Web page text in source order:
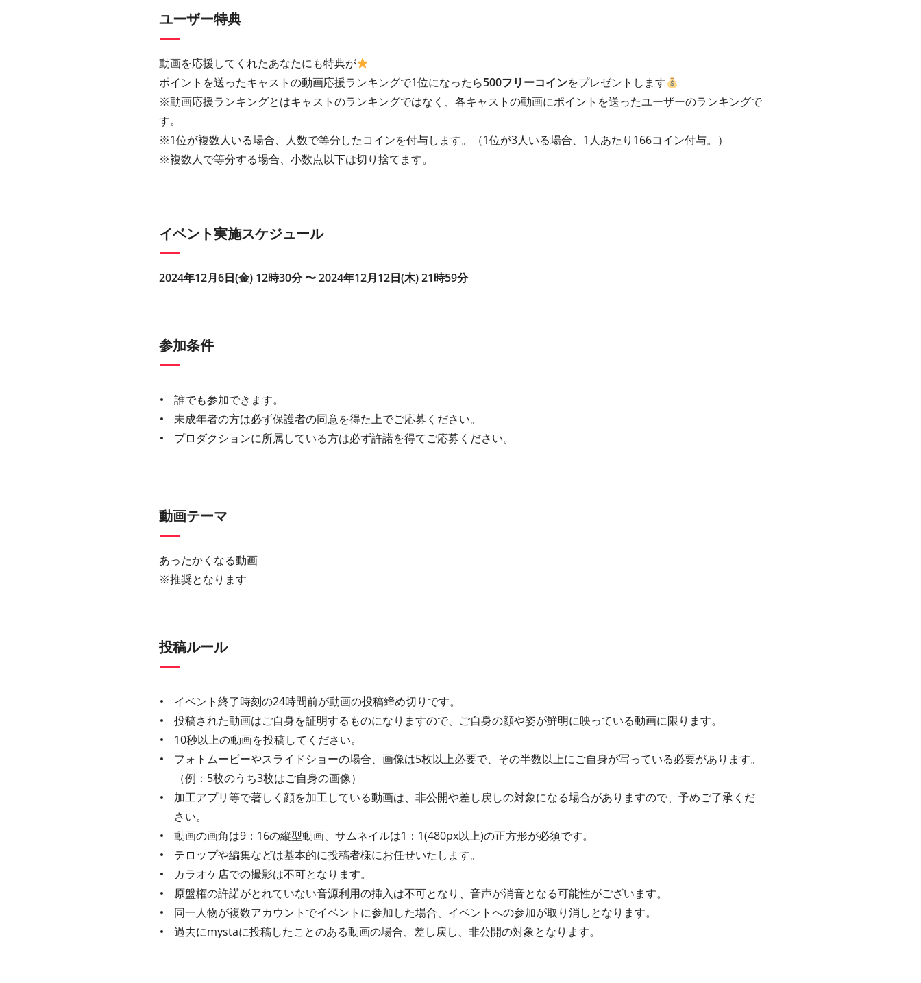
ユーザー特典
動画を応援してくれたあなたにも特典が
ポイントを送ったキャストの動画応援ランキングで1位になったら500フリーコインをプレゼントします
※動画応援ランキングとはキャストのランキングではなく、各キャストの動画にポイントを送ったユーザーのランキングで
す。
※1位が複数人いる場合、人数で等分したコインを付与します。（1位が3人いる場合、1人あたり166コイン付与。）
※複数人で等分する場合、小数点以下は切り捨てます。
イベント実施スケジュール
2024年12月6日(金) 12時30分 〜 2024年12月12日(木) 21時59分
参加条件
誰でも参加できます。
未成年者の方は必ず保護者の同意を得た上でご応募ください。
プロダクションに所属している方は必ず許諾を得てご応募ください。
動画テーマ
あったかくなる動画
※推奨となります
投稿ルール
イベント終了時刻の24時間前が動画の投稿締め切りです。
投稿された動画はご自身を証明するものになりますので、ご自身の顔や姿が鮮明に映っている動画に限ります。
10秒以上の動画を投稿してください。
フォトムービーやスライドショーの場合、画像は5枚以上必要で、その半数以上にご自身が写っている必要があります。
（例：5枚のうち3枚はご自身の画像）
加工アプリ等で著しく顔を加工している動画は、非公開や差し戻しの対象になる場合がありますので、予めご了承くだ
さい。
動画の画角は9：16の縦型動画、サムネイルは1：1(480px以上)の正方形が必須です。
テロップや編集などは基本的に投稿者様にお任せいたします。
カラオケ店での撮影は不可となります。
原盤権の許諾がとれていない音源利用の挿入は不可となり、音声が消音となる可能性がございます。
同一人物が複数アカウントでイベントに参加した場合、イベントへの参加が取り消しとなります。
過去にmystaに投稿したことのある動画の場合、差し戻し、非公開の対象となります。